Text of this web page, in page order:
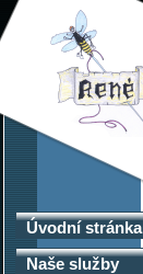
Úvodní stránka
Naše služby